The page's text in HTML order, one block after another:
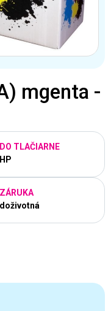
mgenta -
DO TLAČIARNE
HP
ZÁRUKA
doživotná